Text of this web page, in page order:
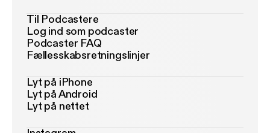
Til Podcastere
Log ind som podcaster
Podcaster FAQ
Fællesskabsretningslinjer
Lyt på iPhone
Lyt på Android
Lyt på nettet